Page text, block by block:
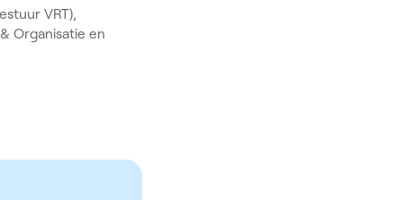
VRT),
Organisatie en